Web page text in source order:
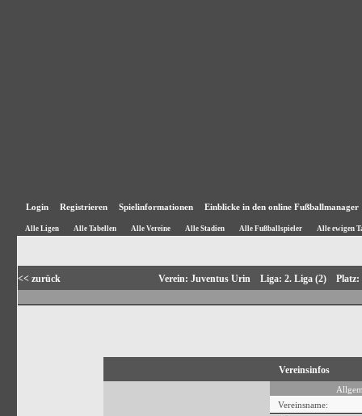
Login Registrieren Spielinformationen Einblicke in den online Fußballmanager
Alle Ligen Alle Tabellen Alle Vereine Alle Stadien Alle Fußballspieler Alle ewigen
<< zurück Verein: Juventus Urin Liga: 2. Liga (2)
Vereinsinfos
Vereinsname: